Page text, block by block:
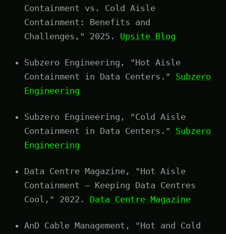
Containment vs. Cold Aisle
Containment: Benefits and
Challenges," 2025. Upsite Blog
Subzero Engineering, "Hot Aisle
Containment in Data Centers." Subzero
Engineering
Subzero Engineering, "Cold Aisle
Containment in Data Centers." Subzero
Engineering
Data Centre Magazine, "Hot Aisle
Containment – Keeping Data Centres
Cool," 2022. Data Centre Magazine
AnD Cable Management, "Hot and Cold